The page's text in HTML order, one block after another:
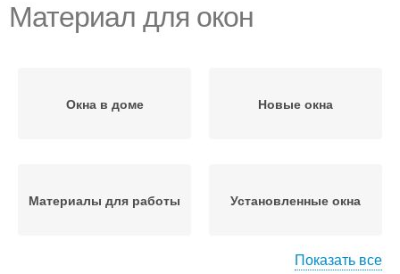
Материал для окон
Окна в доме Новые окна
Материалы для работы Установленные окна
Показать все